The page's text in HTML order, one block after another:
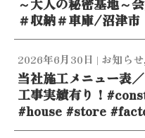
＃収納＃車庫/沼津市
当社施工メニュー表
工事実績有り！
#house #store
2026年6月30日 | お知らせ